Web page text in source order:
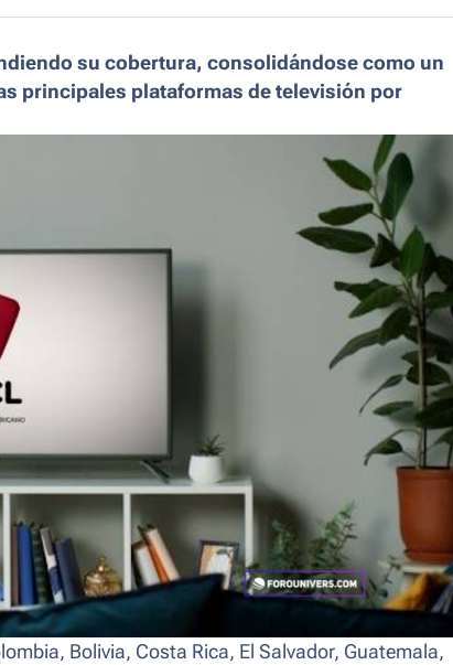
su cobertura, consolidándose como un
principales plataformas de televisión por
Bolivia, Costa Rica, El Salvador, Guatemala,